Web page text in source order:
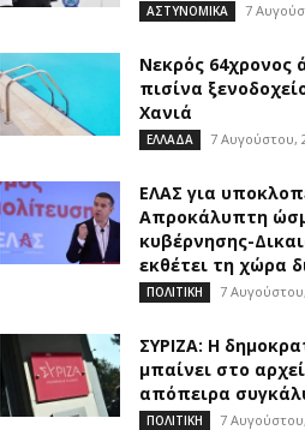
ΑΣΤΥΝΟΜΙΚΑ 7
Νεκρός 64χρονος
πισίνα
Χανιά
ΕΛΛΑΔΑ 7 Αυγούστου,
ΕΛΑΣ για
Απροκάλυπτη
κυβέρνησης-
εκθέτει τη χώρα
ΠΟΛΙΤΙΚΗ 7
ΣΥΡΙΖΑ: Η
μπαίνει στο
απόπειρα
ΠΟΛΙΤΙΚΗ 7